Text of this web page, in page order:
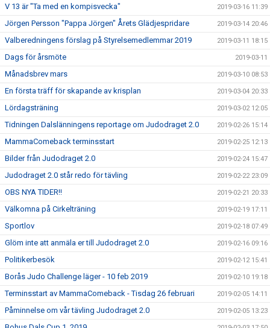
V 13 är "Ta med en kompisvecka" 2019-03-16 11:39
Jörgen Persson "Pappa Jörgen" Årets Glädjespridare 2019-03-14 20:46
Valberedningens förslag på Styrelsemedlemmar 2019 2019-03-11 18:15
Dags för årsmöte 2019-03-11
Månadsbrev mars 2019-03-10 08:53
En första träff för skapande av krisplan 2019-03-04 20:33
Lördagsträning 2019-03-02 12:05
Tidningen Dalslänningens reportage om Judodraget 2.0 2019-02-26 15:14
MammaComeback terminsstart 2019-02-25 12:13
Bilder från Judodraget 2.0 2019-02-24 15:47
Judodraget 2.0 står redo för tävling 2019-02-22 23:09
OBS NYA TIDER!! 2019-02-21 20:33
Välkomna på Cirkelträning 2019-02-19 17:11
Sportlov 2019-02-18 07:49
Glöm inte att anmäla er till Judodraget 2.0 2019-02-16 09:16
Politikerbesök 2019-02-12 15:41
Borås Judo Challenge läger - 10 feb 2019 2019-02-10 19:18
Terminsstart av MammaComeback - Tisdag 26 februari 2019-02-05 14:11
Påminnelse om vår tävling Judodraget 2.0 2019-02-05 13:23